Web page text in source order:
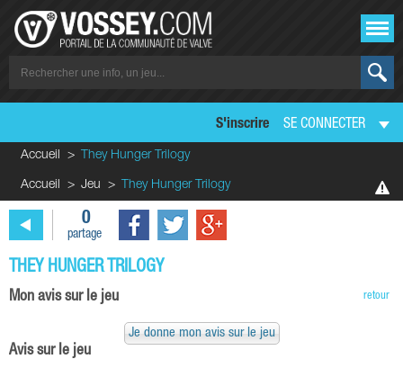
S'inscrire SE CONNECTER
Accueil They Hunger Trilogy
Accueil Jeu They Hunger Trilogy
0
partage
THEY HUNGER TRILOGY
retour
Mon avis sur le jeu
Je donne mon avis sur le jeu
Avis sur le jeu